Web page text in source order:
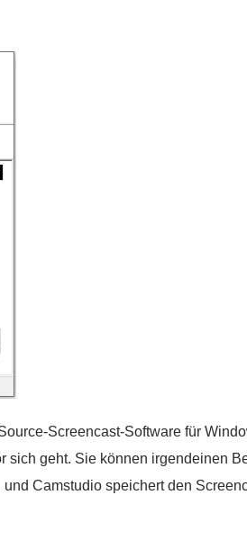
Screencast-Software für
sich geht. Sie können irgendeinen
Camstudio speichert den